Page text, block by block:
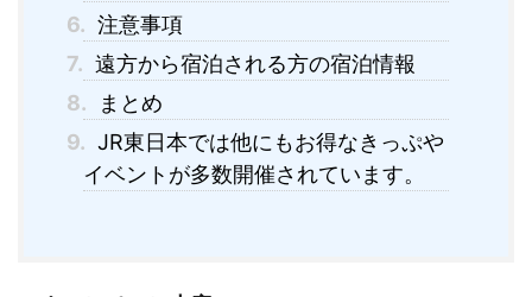
6. 注意事項
7. 遠方から宿泊される方の宿泊情報
8.
まとめ
9. JR東日本では他にもお得なきっぷや
イベントが多数開催されています。